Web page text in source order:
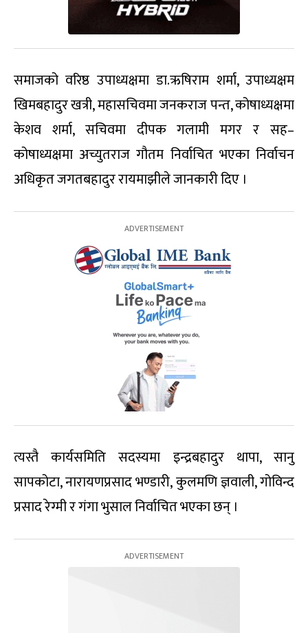
समाजको वरिष्ठ उपाध्यक्षमा डा.ऋषिराम शर्मा, उपाध्यक्षम
खिमबहादुर खत्री, महासचिवमा जनकराज पन्त, कोषाध्यक्षमा
केशव शर्मा, सचिवमा दीपक गलामी मगर र सह–
कोषाध्यक्षमा अच्युतराज गौतम निर्वाचित भएका निर्वाचन
अधिकृत जगतबहादुर रायमाझीले जानकारी दिए ।
त्यस्तै कार्यसमिति सदस्यमा इन्द्रबहादुर थापा, सानु
सापकोटा, नारायणप्रसाद भण्डारी, कुलमणि ज्ञवाली, गोविन्द
प्रसाद रेग्मी र गंगा भुसाल निर्वाचित भएका छन् ।